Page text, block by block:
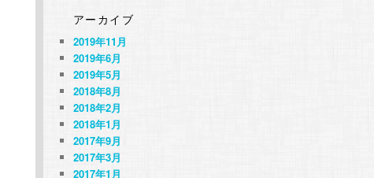
アーカイブ
2019年11月
2019年6月
2019年5月
2018年8月
2018年2月
2018年1月
2017年9月
2017年3月
2017年1月